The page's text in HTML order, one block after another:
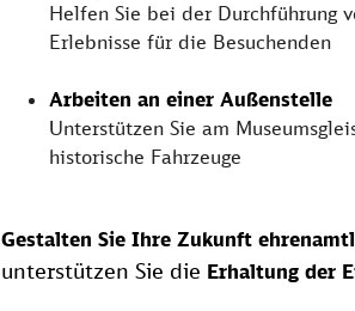
Helfen Sie bei der Durchführung
Erlebnisse für die Besuchenden
Arbeiten an einer Außenstelle
Unterstützen Sie am
historische Fahrzeuge
Gestalten Sie Ihre Zukunft
unterstützen Sie die Erhaltung der